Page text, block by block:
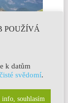
ÍRÁNU
POUŽÍVÁ
k datům
svědomí.
souhlasím